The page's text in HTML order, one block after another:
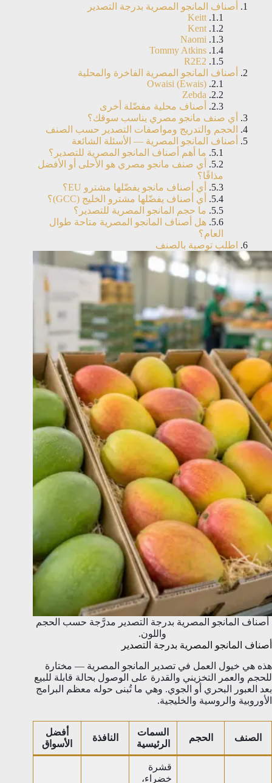
أصناف المانجو المصرية بدرجة التصدير
Keitt
Kent
Naomi
Tommy Atkins
R2E2
أصناف المانجو المصرية الفاخرة والمحلية
Owaisi (Ewais)
Zebda
أصناف محلية مفضّلة أخرى
أي صنف مانجو مصري يناسب سوقك؟
الحجم والتدريج ومواصفات التصدير حسب الصنف
أصناف المانجو المصرية — الأسئلة الشائعة
ما أهم أصناف المانجو المصرية للتصدير؟
أي صنف مانجو مصري هو الأحلى أو الأفضل
مذاقًا؟
أي أصناف مانجو يفضّلها مشترو EU؟
أي أصناف يفضّلها مشترو الخليج (GCC)؟
ما حجم المانجو المصرية للتصدير؟
هل أصناف المانجو المصرية متاحة طوال
العام؟
اطلب توصية بالصنف
أصناف المانجو المصرية بدرجة التصدير مدرَّجة حسب الحجم
واللون.
أصناف المانجو المصرية بدرجة التصدير
هذه هي خيول العمل في تصدير المانجو المصرية — مختارة
للحجم والعمر التخزيني والقدرة على الوصول بحالة قابلة للبيع
بعد العبور البحري أو الجوي. وهي ما تُبنى حوله معظم البرامج
الأوروبية والروسية والخليجية.
الصنف الحجم
السمات
الرئيسية
النافذة
أفضل
الأسواق
قشرة
خضراء،